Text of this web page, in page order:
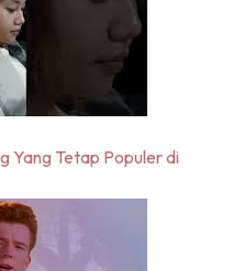
Yang Tetap Populer di